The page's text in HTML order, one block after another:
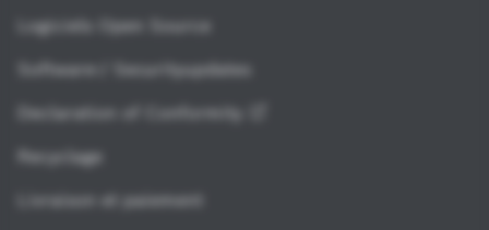
Logiciels Open Source
Software-/ Securityupdates
Declaration of
Conformity
Recyclage
Livraison et paiement